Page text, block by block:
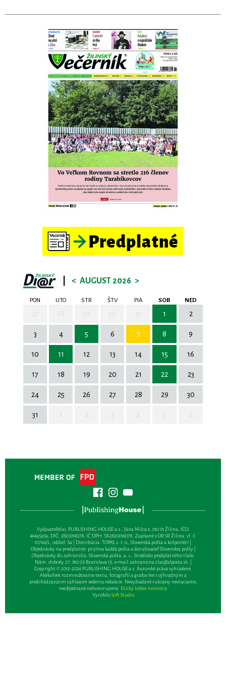
< AUGUST 2026 >
PON UTO STR ŠTV PIA SOB NED
1 2
3 4 5 6 7 8 9
10 11 12 13 14 15 16
17 18 19 20 21 22 23
24 25 26 27 28 29 30
31
Vydavateľsťvo: PUBLISHING HOUSE a.s., Jána Milca 6, 010 01 Žilina, IČO:
46495959, DIČ: 2820016078, IČ DPH: SK2820016078, Zapísané v OR SR Žilina: vl. č.
10764/L, oddiel: Sa | Distribúcia: TOPAS, s. r. o., Slovenská pošta a kolportéri |
Objednávky na predplatné: prijíma každá pošta a doručovateľ Slovenskej pošty |
Objednávky do zahraničia: Slovenská pošta, a. s., Stredisko predplatného tlače,
Nám. slobody 27, 810 05 Bratislava 15, e-mail:zahranicna.tlac@slposta.sk. |
Copyright © 2012-2026 PUBLISHING HOUSE a.s. Autorské práva vyhradené.
Akékoľvek rozmnožovanie textu, fotografií a grafov len s výhradným a
predchádzajúcim súhlasom vedenia redakcie. Nevyžiadané rukopisy nevraciame,
neobjednané nehonorujeme. Etický kódex novinára
VyrobiloSoft Studio